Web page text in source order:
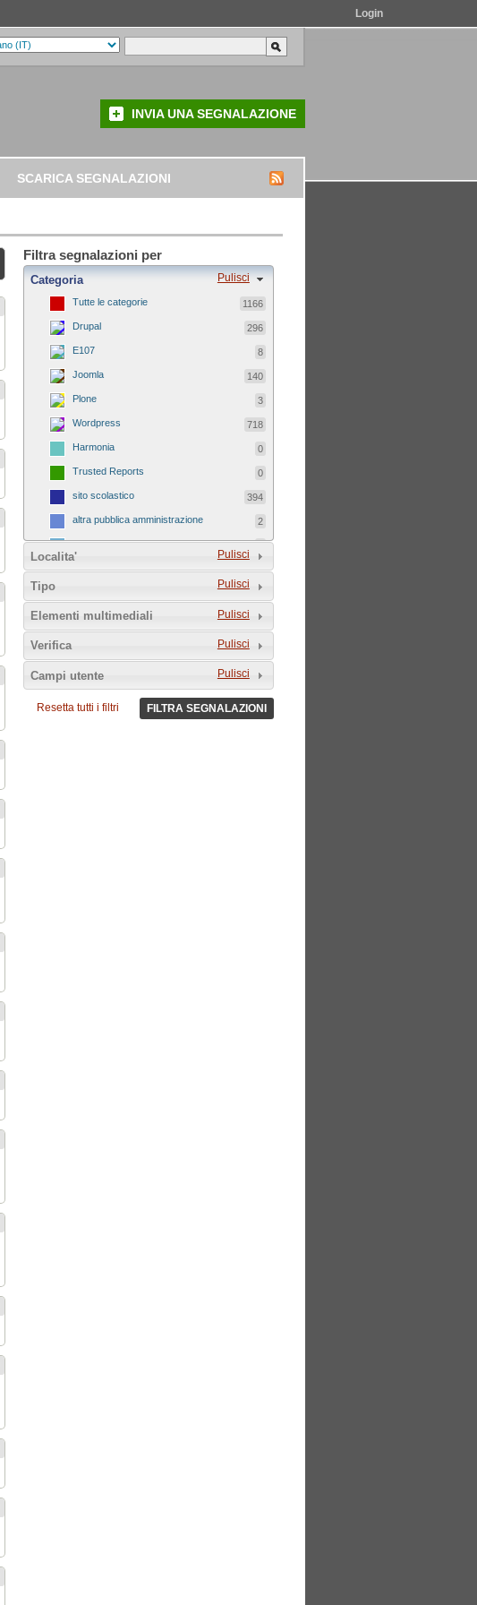
Login
INVIA UNA SEGNALAZIONE
SCARICA SEGNALAZIONI
Filtra segnalazioni per
Pulisci
Categoria
Tutte le categorie 1166
Drupal 296
E107 8
Joomla 140
Plone 3
Wordpress 718
Harmonia 0
Trusted Reports 0
sito scolastico 394
altra pubblica amministrazione 2
sito tematico 8
Pulisci
Localita'
Pulisci
Tipo
Pulisci
Elementi multimediali
Pulisci
Verifica
Pulisci
Campi utente
Resetta tutti i filtri FILTRA SEGNALAZIONI